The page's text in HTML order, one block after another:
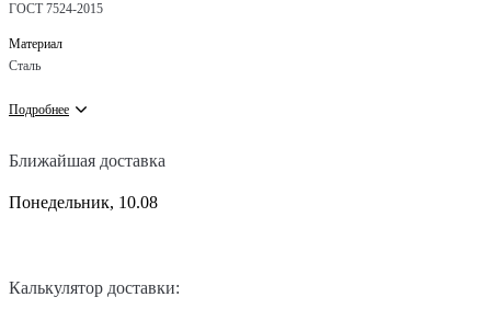
ГОСТ 7524-2015
Материал
Сталь
Подробнее
Ближайшая доставка
Понедельник, 10.08
Калькулятор доставки: